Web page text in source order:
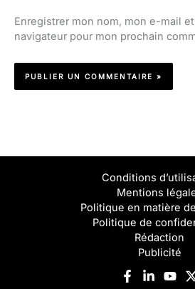
Enregistrer mon nom, mon e-mail
navigateur pour mon prochain
Conditions
Mentions
Politique en matière
Politique de
Rédaction
Publicité